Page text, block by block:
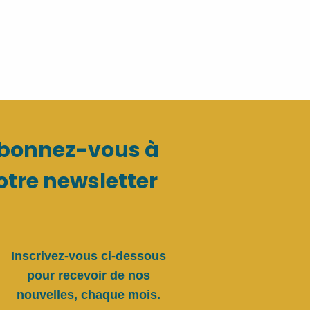
vous à
newsletter
Inscrivez-vous ci-dessous
pour recevoir de nos
nouvelles, chaque mois.